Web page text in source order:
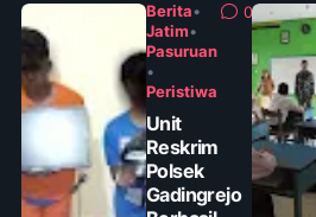
Berita•
Jatim•
Pasuruan
•
Peristiwa
0
Unit
Reskrim
Polsek
Gadingrejo